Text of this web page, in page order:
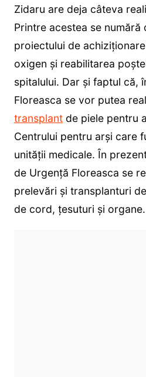
Zidaru are deja câteva
Printre acestea se numără
proiectului de
oxigen și reabilitarea
spitalului. Dar și faptul că,
Floreasca se vor putea
transplantde piele pentru
Centrului pentru arși care
unității medicale. În
de Urgență Floreasca se
prelevări și transplanturi
de cord, țesuturi și organe.